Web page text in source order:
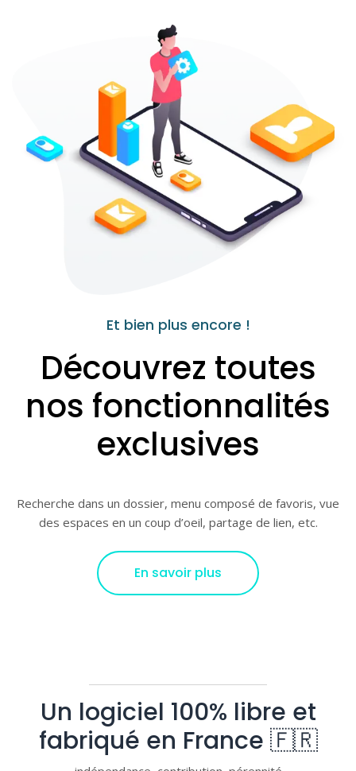
Et bien plus encore !
Découvrez toutes
nos fonctionnalités
exclusives
Recherche dans un dossier, menu composé de favoris, vue
des espaces en un coup d’oeil, partage de lien, etc.
En savoir plus
Un logiciel 100% libre et
fabriqué en France 🇫🇷